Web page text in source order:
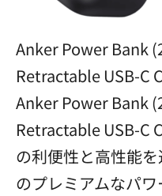
Anker Power Bank
Retractable USB-C
Anker Power Bank
Retractable USB-C
の利便性と高性能
のプレミアムなパワ